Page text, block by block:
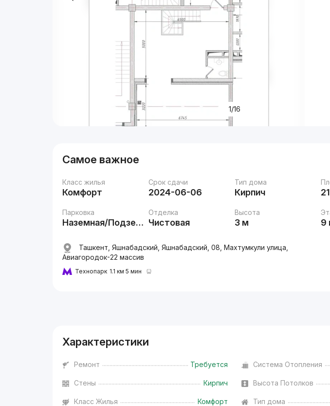
1/16
Самое важное
Класс жилья
Комфорт
Срок сдачи
2024-06-06
Тип дома
Кирпич
Парковка
Наземная/Подземная
Отделка
Чистовая
Высота
3 м 9
Ташкент, Яшнабадский, Яшнабадский, 08, Махтумкули улица,
Авиагородок-22 массив
Технопарк 1.1 км 5 мин
Характеристики
Ремонт Требуется Система Отопления
Стены Кирпич Высота Потолков
Класс Жилья Комфорт Тип дома